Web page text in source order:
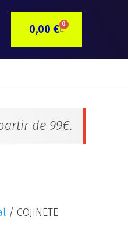
0,00 € 0CARRITO
de 99€.
/ COJINETE